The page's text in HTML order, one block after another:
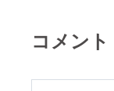
弾の
今月
コメント